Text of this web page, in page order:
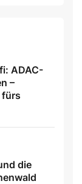
ADAC-
–
fürs
die